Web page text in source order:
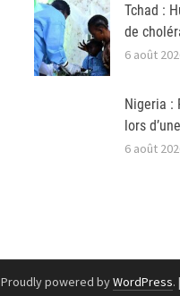
Tchad :
de
6 août
Nigeria :
lors
6 août
Proudly powered byWordPress. |